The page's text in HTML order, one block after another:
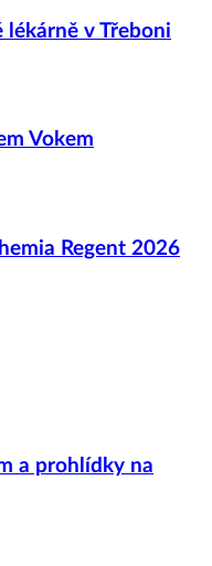
lékárně v Třeboni
Vokem
Regent 2026
a prohlídky na